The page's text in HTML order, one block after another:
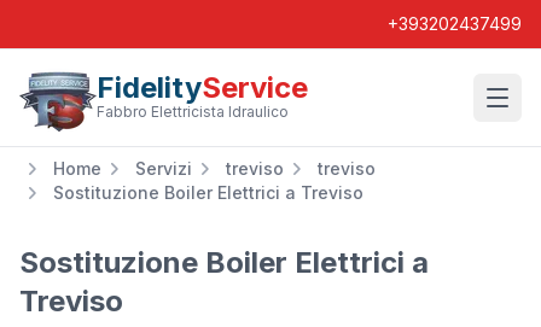
+393202437499
FidelityService
Fabbro Elettricista Idraulico
Home Servizi treviso
treviso
Sostituzione Boiler Elettrici a Treviso
Sostituzione Boiler Elettrici a
Treviso